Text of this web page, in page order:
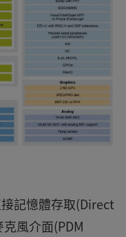
記憶體存取(Direct
風介面(PDM